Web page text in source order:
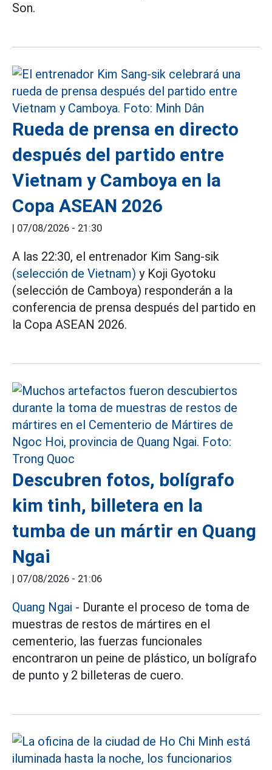
Son.
Rueda de prensa en directo
después del partido entre
Vietnam y Camboya en la
Copa ASEAN 2026
| 07/08/2026 - 21:30
A las 22:30, el entrenador Kim Sang-sik
(selección de Vietnam) y Koji Gyotoku
(selección de Camboya) responderán a la
conferencia de prensa después del partido en
la Copa ASEAN 2026.
Descubren fotos, bolígrafo
kim tinh, billetera en la
tumba de un mártir en Quang
Ngai
| 07/08/2026 - 21:06
Quang Ngai - Durante el proceso de toma de
muestras de restos de mártires en el
cementerio, las fuerzas funcionales
encontraron un peine de plástico, un bolígrafo
de punto y 2 billeteras de cuero.